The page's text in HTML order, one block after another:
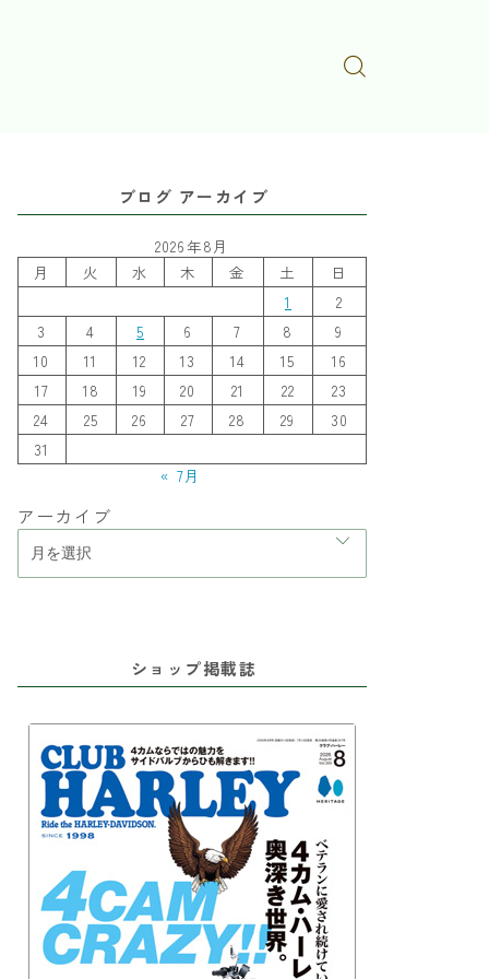
ブログ アーカイブ
2026年8月
月
火 水 木 金 土
日
1
2
3
4 5 6 7 8
9
10
11 12 13 14 15
16
17
18 19 20 21 22
23
24
25 26 27 28 29
30
31
« 7月
アーカイブ
ショップ掲載誌